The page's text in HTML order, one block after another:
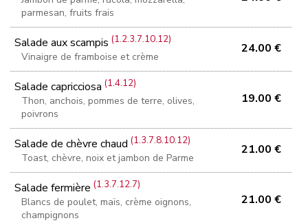
parmesan, fruits frais
Salade aux scampis(1.2.3.7.10.12)
Vinaigre de framboise et crème
24.00 €
Salade capricciosa(1.4.12)
Thon, anchois, pommes de terre, olives,
poivrons
19.00 €
Salade de chèvre chaud(1.3.7.8.10.12)
Toast, chèvre, noix et jambon de Parme
21.00 €
Salade fermière(1.3.7.12.7)
Blancs de poulet, maïs, crème oignons,
champignons
21.00 €